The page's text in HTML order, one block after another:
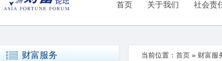
首页 关于我们 社会责
财富服务 当前位置： 首页 » 财富服